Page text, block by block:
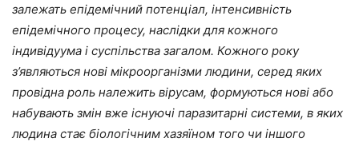
залежать епідемічний потенціал, інтенсивність
епідемічного процесу, наслідки для кожного
індивідуума і суспільства загалом. Кожного року
з’являються нові мікроорганізми людини, серед яких
провідна роль належить вірусам, формуються нові або
набувають змін вже існуючі паразитарні системи, в яких
людина стає біологічним хазяїном того чи іншого